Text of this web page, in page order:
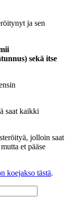
ja sen
sekä itse
saat kaikki
jolloin saat
et pääse
koejakso tästä.